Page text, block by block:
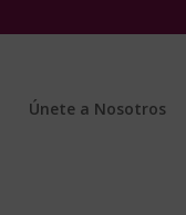
Únete a Nosotros